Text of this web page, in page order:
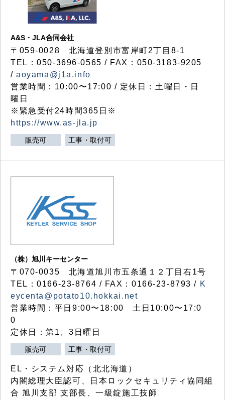
A&S・JLA合同会社
〒 059-0028 北海道登別市富岸町2丁目 8-1
TEL：050-3696-0565 / FAX：050-3183-9205
/aoyama@j1a.info
営業時間：10:00〜17:00 / 定休日：土曜日・日
曜日
※緊急受付24時間365日※
https://www.as-jla.jp
販売可 工事・取付可
（株）旭川キーセンター
〒070-0035 北海道旭川市五条通１２丁目右1号
TEL：0166-23-8764 / FAX：0166-23-8793 / K
eycenta@potato10.hokkai.net
営業時間：平日9:00〜18:00 土日10:00〜17:0
0
定休日：第1、3日曜日
販売可 工事・取付可
EL・システム対応（北北海道）
内閣総理大臣認可、日本ロックセキュリティ協同組
合 旭川支部 支部長、一級錠施工技師